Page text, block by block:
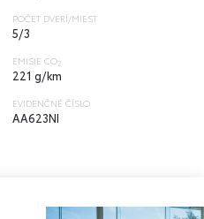
POČET DVERÍ/MIEST
5/3
EMISIE CO2
221 g/km
EVIDENČNÉ ČÍSLO
AA623NI